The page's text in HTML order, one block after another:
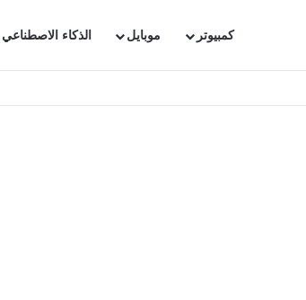
كمبيوتر موبايل الذكاء الاصطناعي
الهامة